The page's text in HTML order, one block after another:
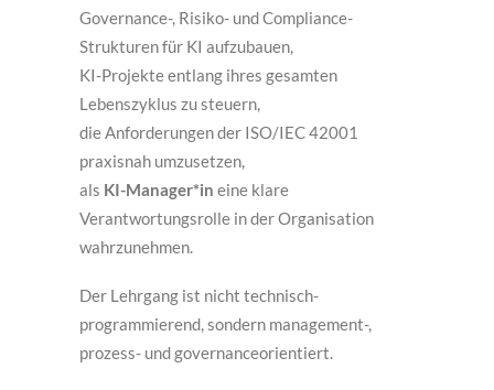
Governance-, Risiko- und Compliance-
Strukturen für KI aufzubauen,
KI-Projekte entlang ihres gesamten
Lebenszyklus zu steuern,
die Anforderungen der ISO/IEC 42001
praxisnah umzusetzen,
als KI-Manager*in eine klare
Verantwortungsrolle in der Organisation
wahrzunehmen.
Der Lehrgang ist nicht technisch-
programmierend, sondern management-,
prozess- und governanceorientiert.